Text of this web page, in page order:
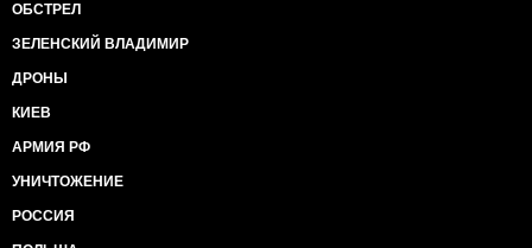
ОБСТРЕЛ
ЗЕЛЕНСКИЙ ВЛАДИМИР
ДРОНЫ
КИЕВ
АРМИЯ РФ
УНИЧТОЖЕНИЕ
РОССИЯ